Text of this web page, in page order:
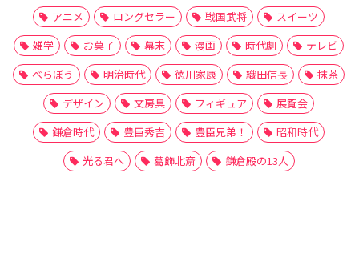
アニメ
ロングセラー 戦国武将
スイーツ
雑学
お菓子 幕末 漫画 時代劇
テレビ
べらぼう
明治時代 徳川家康 織田信長
抹茶
デザイン
文房具 フィギュア
展覧会
鎌倉時代
豊臣秀吉 豊臣兄弟！
昭和時代
光る君へ
葛飾北斎 鎌倉殿の13人